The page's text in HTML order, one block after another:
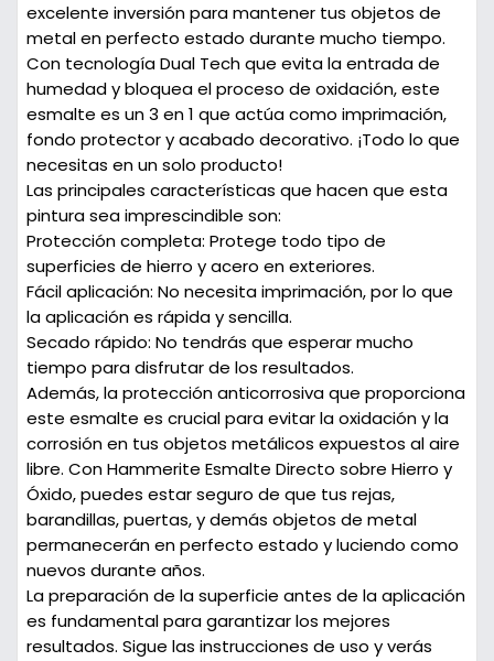
excelente inversión para mantener tus objetos de
metal en perfecto estado durante mucho tiempo.
Con tecnología Dual Tech que evita la entrada de
humedad y bloquea el proceso de oxidación, este
esmalte es un 3 en 1 que actúa como imprimación,
fondo protector y acabado decorativo. ¡Todo lo que
necesitas en un solo producto!
Las principales características que hacen que esta
pintura sea imprescindible son:
Protección completa: Protege todo tipo de
superficies de hierro y acero en exteriores.
Fácil aplicación: No necesita imprimación, por lo que
la aplicación es rápida y sencilla.
Secado rápido: No tendrás que esperar mucho
tiempo para disfrutar de los resultados.
Además, la protección anticorrosiva que proporciona
este esmalte es crucial para evitar la oxidación y la
corrosión en tus objetos metálicos expuestos al aire
libre. Con Hammerite Esmalte Directo sobre Hierro y
Óxido, puedes estar seguro de que tus rejas,
barandillas, puertas, y demás objetos de metal
permanecerán en perfecto estado y luciendo como
nuevos durante años.
La preparación de la superficie antes de la aplicación
es fundamental para garantizar los mejores
resultados. Sigue las instrucciones de uso y verás